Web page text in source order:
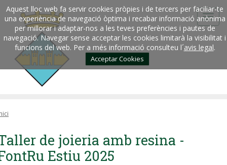
Aquest lloc web fa servir cookies pròpies i de tercers per faciliar-te
una experiència de navegació òptima i recabar informació anònima
per millorar i adaptar-nos a les teves preferències i pautes de
navegació. Navegar sense acceptar les cookies limitarà la visibilitat i
funcions del web. Per a més informació consulteu l´avis legal.
Acceptar Cookies
de joieria amb resina -
Estiu 2025